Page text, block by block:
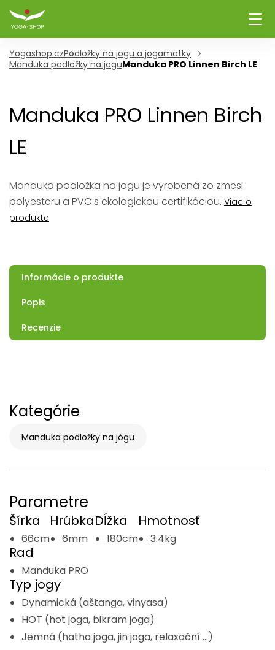
Yogashop.czPodložky na jogu a jogamatky
Manduka podložky na joguManduka PRO Linnen Birch LE
Manduka PRO Linnen Birch
LE
Manduka podložka na jogu je vyrobená zo zmesi
polyesteru a PVC s ekologickou certifikáciou. Viac o
produkte
Informácie o produkte
Popis
Recenzie
Kategórie
Manduka podložky na jógu
Parametre
Šírka
66cm
Hrúbka
6mm
Dĺžka
180cm
Hmotnosť
3.4kg
Rad
Manduka PRO
Typ jogy
Dynamická (aštanga, vinyasa)
HOT (hot joga, bikram joga)
Jemná (hatha joga, jin joga, relaxační ...)